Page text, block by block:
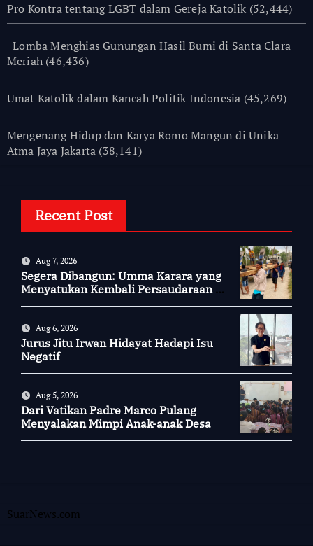
Pro Kontra tentang LGBT dalam Gereja Katolik (52,444)
Lomba Menghias Gunungan Hasil Bumi di Santa Clara
Meriah (46,436)
Umat Katolik dalam Kancah Politik Indonesia (45,269)
Mengenang Hidup dan Karya Romo Mangun di Unika
Atma Jaya Jakarta (38,141)
Recent Post
Aug 7, 2026
Segera Dibangun: Umma Karara yang
Menyatukan Kembali Persaudaraan di
Aug 6, 2026
Jurus Jitu Irwan Hidayat Hadapi Isu
Negatif
Aug 5, 2026
Dari Vatikan Padre Marco Pulang
Menyalakan Mimpi Anak-anak Desa
SuarNews.com